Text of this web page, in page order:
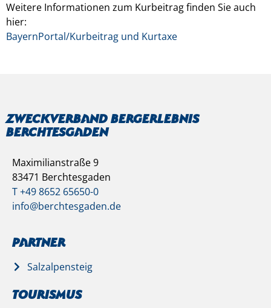
Weitere Informationen zum Kurbeitrag finden Sie auch
hier:
BayernPortal/Kurbeitrag und Kurtaxe
Zweckverband Bergerlebnis
Berchtesgaden
Maximilianstraße 9
83471 Berchtesgaden
T +49 8652 65650-0
info@berchtesgaden.de
Partner
Salzalpensteig
Tourismus